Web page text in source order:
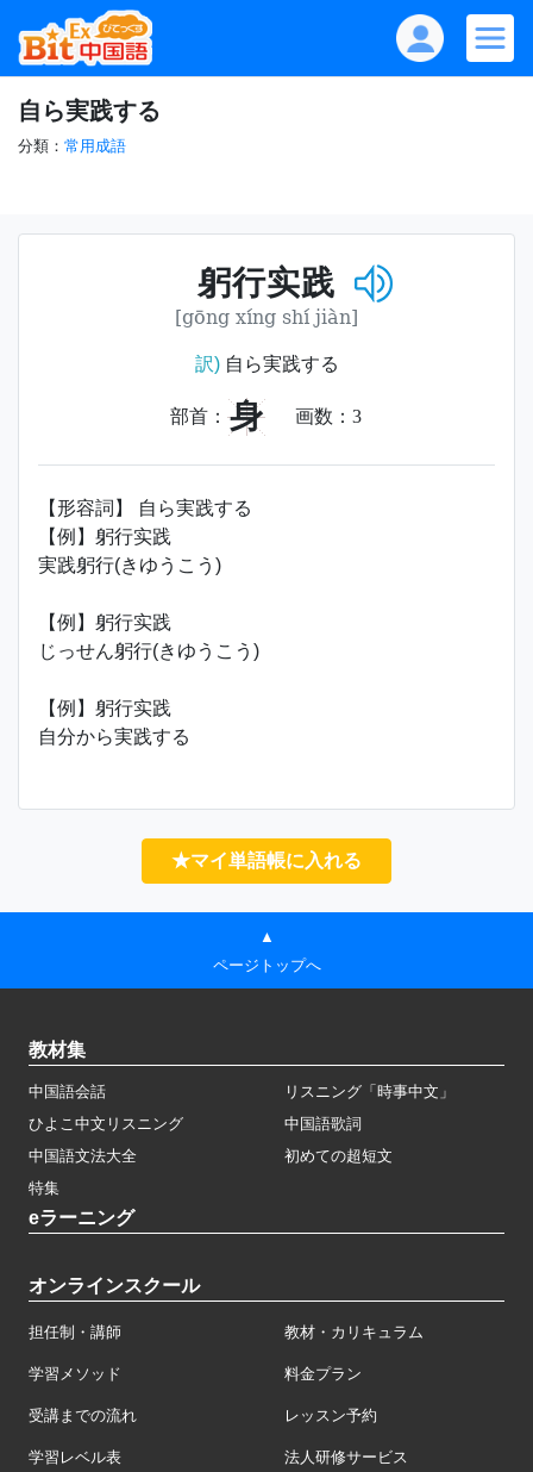
自ら実践する
分類： 常用成語
躬行实践
[gōng xíng shí jiàn]
訳)自ら実践する
部首： 身 画数： 3
【形容詞】 自ら実践する
【例】躬行实践
実践躬行(きゆうこう)
【例】躬行实践
じっせん躬行(きゆうこう)
【例】躬行实践
自分から実践する
★マイ単語帳に入れる
▲
ページトップへ
教材集
中国語会話
リスニング「時事中文」
ひよこ中文リスニング
中国語歌詞
中国語文法大全
初めての超短文
特集
eラーニング
オンラインスクール
担任制・講師 教材・カリキュラム
学習メソッド 料金プラン
受講までの流れ レッスン予約
学習レベル表 法人研修サービス